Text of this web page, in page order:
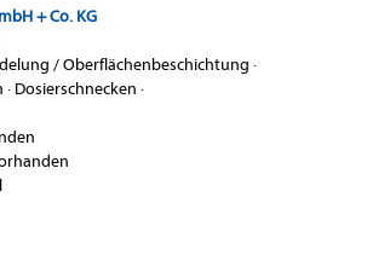
+ Co. KG
/ Oberflächenbeschichtung ·
· Dosierschnecken ·